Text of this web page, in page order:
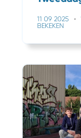
11 09 2025
BEKEKEN